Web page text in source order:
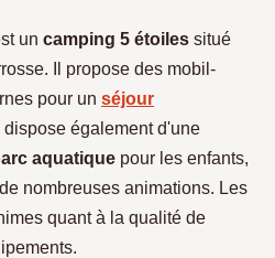
un camping 5 étoiles situé
Il propose des mobil-
pour un séjour
dispose également d'une
aquatique pour les enfants,
nombreuses animations. Les
quant à la qualité de